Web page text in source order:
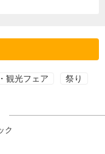
観光フェア 祭り
ク